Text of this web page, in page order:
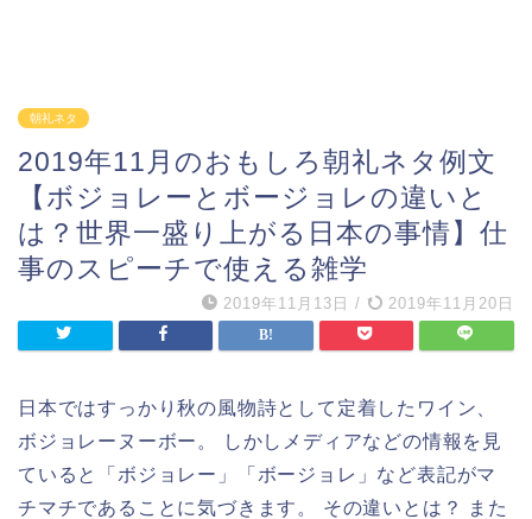
朝礼ネタ
2019年11月のおもしろ朝礼ネタ例文
【ボジョレーとボージョレの違いと
は？世界一盛り上がる日本の事情】仕
事のスピーチで使える雑学
2019年11月13日 / 2019年11月20日
日本ではすっかり秋の風物詩として定着したワイン、
ボジョレーヌーボー。 しかしメディアなどの情報を見
ていると「ボジョレー」「ボージョレ」など表記がマ
チマチであることに気づきます。 その違いとは？ また